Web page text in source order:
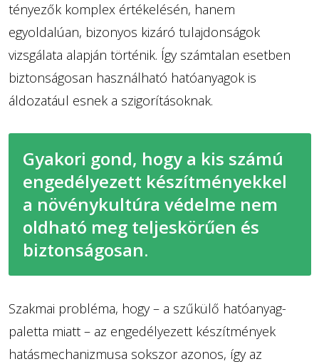
tényezők komplex értékelésén, hanem
egyoldalúan, bizonyos kizáró tulajdonságok
vizsgálata alapján történik. Így számtalan esetben
biztonságosan használható hatóanyagok is
áldozatául esnek a szigorításoknak.
Gyakori gond, hogy a kis számú
engedélyezett készítményekkel
a növénykultúra védelme nem
oldható meg teljeskörűen és
biztonságosan.
Szakmai probléma, hogy – a szűkülő hatóanyag-
paletta miatt – az engedélyezett készítmények
hatásmechanizmusa sokszor azonos, így az